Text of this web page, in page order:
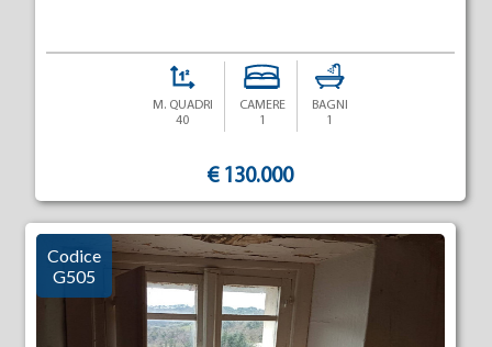
M. QUADRI
40
CAMERE
1
BAGNI
1
€ 130.000
Codice
G505